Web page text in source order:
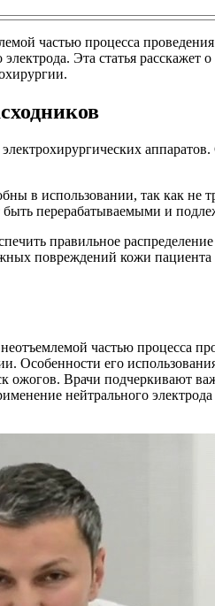
частью процесса
Эта статья расскажет
в использовании, так как не
перерабатываемыми и
правильное
повреждений кожи
частью процесса
Особенности его
Врачи подчеркивают
нейтрального